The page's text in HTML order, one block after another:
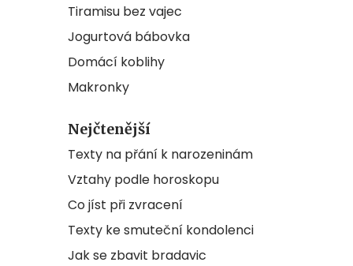
Tiramisu bez vajec
Jogurtová bábovka
Domácí koblihy
Makronky
Nejčtenější
Texty na přání k narozeninám
Vztahy podle horoskopu
Co jíst při zvracení
Texty ke smuteční kondolenci
Jak se zbavit bradavic